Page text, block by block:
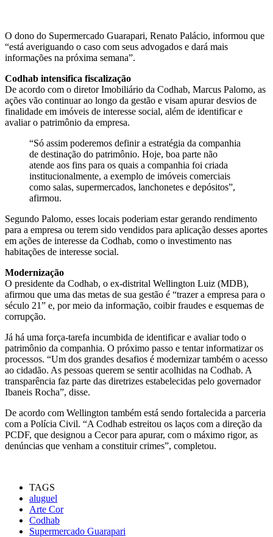
O dono do Supermercado Guarapari, Renato Palácio, informou que
“está averiguando o caso com seus advogados e dará mais
informações na próxima semana”.
Codhab intensifica fiscalização
De acordo com o diretor Imobiliário da Codhab, Marcus Palomo, as
ações vão continuar ao longo da gestão e visam apurar desvios de
finalidade em imóveis de interesse social, além de identificar e
avaliar o patrimônio da empresa.
“Só assim poderemos definir a estratégia da companhia
de destinação do patrimônio. Hoje, boa parte não
atende aos fins para os quais a companhia foi criada
institucionalmente, a exemplo de imóveis comerciais
como salas, supermercados, lanchonetes e depósitos”,
afirmou.
Segundo Palomo, esses locais poderiam estar gerando rendimento
para a empresa ou terem sido vendidos para aplicação desses aportes
em ações de interesse da Codhab, como o investimento nas
habitações de interesse social.
Modernização
O presidente da Codhab, o ex-distrital Wellington Luiz (MDB),
afirmou que uma das metas de sua gestão é “trazer a empresa para o
século 21” e, por meio da informação, coibir fraudes e esquemas de
corrupção.
Já há uma força-tarefa incumbida de identificar e avaliar todo o
patrimônio da companhia. O próximo passo e tentar informatizar os
processos. “Um dos grandes desafios é modernizar também o acesso
ao cidadão. As pessoas querem se sentir acolhidas na Codhab. A
transparência faz parte das diretrizes estabelecidas pelo governador
Ibaneis Rocha”, disse.
De acordo com Wellington também está sendo fortalecida a parceria
com a Polícia Civil. “A Codhab estreitou os laços com a direção da
PCDF, que designou a Cecor para apurar, com o máximo rigor, as
denúncias que venham a constituir crimes”, completou.
TAGS
aluguel
Arte Cor
Codhab
Supermercado Guarapari